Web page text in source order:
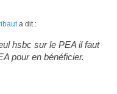
a dit :
hsbc sur le PEA il faut
pour en bénéficier.